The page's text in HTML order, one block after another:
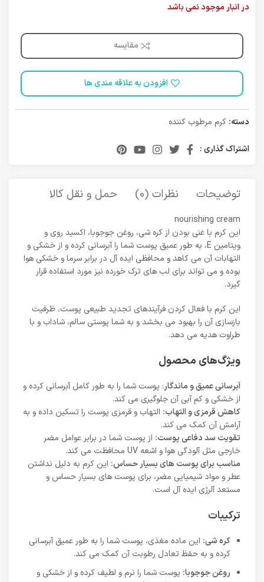
در انبار موجود نمی باشد
مقایسه
افزودن به علاقه مندی ها
دسته: کرم مرطوب کننده
اشتراک گذاری :
توضیحات نظرات (0) حمل و نقل کالا
nourishing cream
این کرم با غنی بودن از کره شی، روغن جوجوبا، اکسید روی و
ویتامین E، به طور عمیق پوست شما را آبرسانی کرده و از خشکی و
التهابات آن می کاهد و محافظی ایده آل در برابر سرما و خشکی هوا
بوده و می تواند برای لب های ترک خورده نیز مورد استفاده قرار
گیرد.
این کرم با فعال کردن فرآیندهای تجدید طبیعی پوست، ظرفیت
بازسازی آن را بهبود می بخشد و به شما پوستی سالم، شاداب و با
طراوت هدیه می دهد.
ویژگ‌های محصول
آبرسانی عمیق و ماندگار: پوست شما را به طور کامل آبرسانی کرده و
از خشکی و کم آبی آن جلوگیری می کند.
کاهش قرمزی و التهاب: التهاب و قرمزی پوست را تسکین داده و به
آرامش آن کمک می کند.
تقویت سد دفاعی پوست: از پوست شما در برابر عوامل مضر
خارجی مثل آلودگی هوا و اشعه UV محافظت می کند.
مناسب برای پوست های بسیار حساس: این کرم به دلیل نداشتن
عطر و مواد شیمیایی مضر، برای پوست های بسیار حساس و
مستعد آلرژی ایده آل است.
ترکیبات
کره شی: این ماده مغذی، پوست شما را به طور عمیق آبرسانی
کرده و به حفظ تعادل رطوبت آن کمک می کند.
روغن جوجوبا: پوست شما را نرم و لطیف کرده و از خشکی و